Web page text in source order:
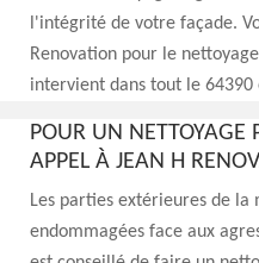
l'intégrité de votre façade.
Renovation pour le
intervient dans tout le 64390
POUR UN NETTOYAGE
APPEL À JEAN H
Les parties extérieures de
endommagées face aux